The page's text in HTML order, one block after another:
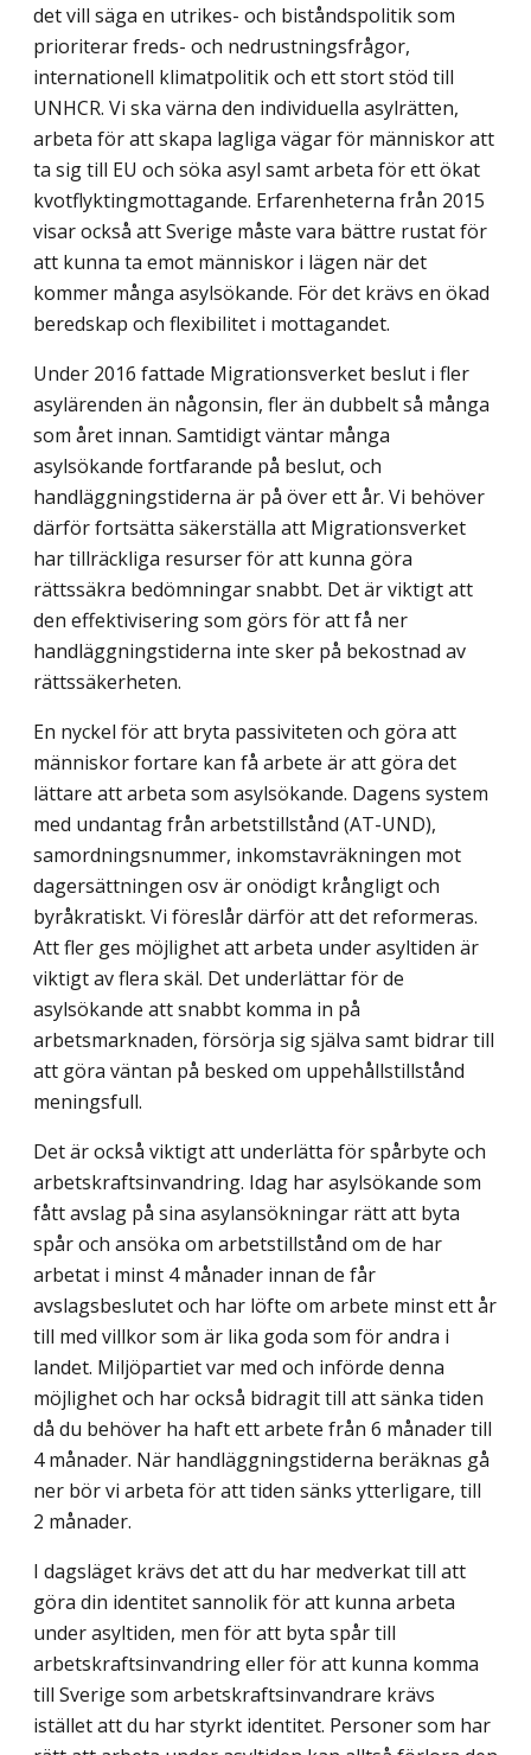
det vill säga en utrikes- och biståndspolitik som
prioriterar freds- och nedrustningsfrågor,
internationell klimatpolitik och ett stort stöd till
UNHCR. Vi ska värna den individuella asylrätten,
arbeta för att skapa lagliga vägar för människor att
ta sig till EU och söka asyl samt arbeta för ett ökat
kvotflyktingmottagande. Erfarenheterna från 2015
visar också att Sverige måste vara bättre rustat för
att kunna ta emot människor i lägen när det
kommer många asylsökande. För det krävs en ökad
beredskap och flexibilitet i mottagandet.
Under 2016 fattade Migrationsverket beslut i fler
asylärenden än någonsin, fler än dubbelt så många
som året innan. Samtidigt väntar många
asylsökande fortfarande på beslut, och
handläggningstiderna är på över ett år. Vi behöver
därför fortsätta säkerställa att Migrationsverket
har tillräckliga resurser för att kunna göra
rättssäkra bedömningar snabbt. Det är viktigt att
den effektivisering som görs för att få ner
handläggningstiderna inte sker på bekostnad av
rättssäkerheten.
En nyckel för att bryta passiviteten och göra att
människor fortare kan få arbete är att göra det
lättare att arbeta som asylsökande. Dagens system
med undantag från arbetstillstånd (AT-UND),
samordningsnummer, inkomstavräkningen mot
dagersättningen osv är onödigt krångligt och
byråkratiskt. Vi föreslår därför att det reformeras.
Att fler ges möjlighet att arbeta under asyltiden är
viktigt av flera skäl. Det underlättar för de
asylsökande att snabbt komma in på
arbetsmarknaden, försörja sig själva samt bidrar till
att göra väntan på besked om uppehållstillstånd
meningsfull.
Det är också viktigt att underlätta för spårbyte och
arbetskraftsinvandring. Idag har asylsökande som
fått avslag på sina asylansökningar rätt att byta
spår och ansöka om arbetstillstånd om de har
arbetat i minst 4 månader innan de får
avslagsbeslutet och har löfte om arbete minst ett år
till med villkor som är lika goda som för andra i
landet. Miljöpartiet var med och införde denna
möjlighet och har också bidragit till att sänka tiden
då du behöver ha haft ett arbete från 6 månader till
4 månader. När handläggningstiderna beräknas gå
ner bör vi arbeta för att tiden sänks ytterligare, till
2 månader.
I dagsläget krävs det att du har medverkat till att
göra din identitet sannolik för att kunna arbeta
under asyltiden, men för att byta spår till
arbetskraftsinvandring eller för att kunna komma
till Sverige som arbetskraftsinvandrare krävs
istället att du har styrkt identitet. Personer som har